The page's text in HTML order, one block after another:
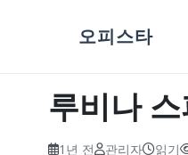
오피스타
루비나
1년 전 관리자 읽기